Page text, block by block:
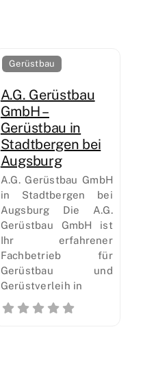
Gerüstbau
A.G. Gerüstbau
GmbH –
Gerüstbau in
Stadtbergen bei
Augsburg
A.G. Gerüstbau GmbH
in Stadtbergen bei
Augsburg Die A.G.
Gerüstbau GmbH ist
Ihr erfahrener
Fachbetrieb für
Gerüstbau und
Gerüstverleih in